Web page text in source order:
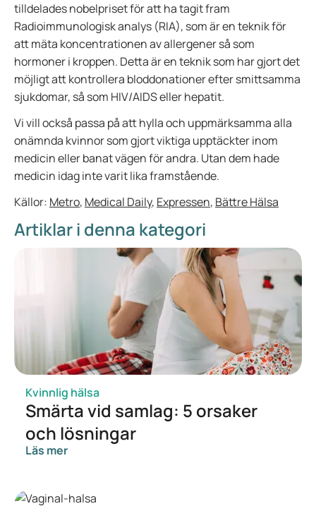
tilldelades nobelpriset för att ha tagit fram
Radioimmunologisk analys (RIA), som är en teknik för
att mäta koncentrationen av allergener så som
hormoner i kroppen. Detta är en teknik som har gjort det
möjligt att kontrollera bloddonationer efter smittsamma
sjukdomar, så som HIV/AIDS eller hepatit.
Vi vill också passa på att hylla och uppmärksamma alla
onämnda kvinnor som gjort viktiga upptäckter inom
medicin eller banat vägen för andra. Utan dem hade
medicin idag inte varit lika framstående.
Källor: Metro, Medical Daily, Expressen, Bättre Hälsa
Artiklar i denna kategori
Kvinnlig hälsa
Smärta vid samlag: 5 orsaker
och lösningar
Läs mer